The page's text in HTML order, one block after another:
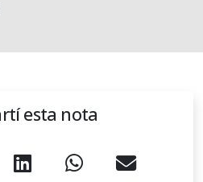
esta nota